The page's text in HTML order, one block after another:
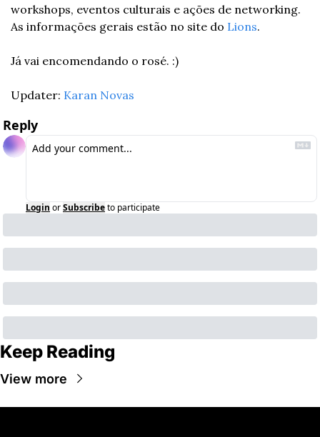
workshops, eventos culturais e ações de networking.
As informações gerais estão no site do Lions.
Já vai encomendando o rosé. :)
Updater: Karan Novas
Reply
Login orSubscribeto participate
Keep Reading
View more